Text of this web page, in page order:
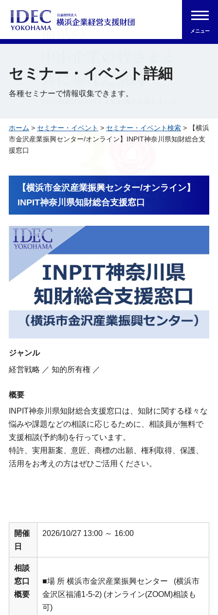
メニュー
セミナー・イベント詳細
各種セミナーで情報収集できます。
ホーム > セミナー・イベント > セミナー・イベント検索> 【横浜
市金沢産業振興センター/オンライン】INPIT神奈川県知財総合支
援窓口
【横浜市金沢産業振興センター/オンライン】
INPIT神奈川県知財総合支援窓口
ジャンル
経営戦略 ／ 知的所有権 ／
概要
INPIT神奈川県知財総合支援窓口は、知財に関する様々な
悩みや課題などの相談に応じるために、相談員が無料で
支援相談(予約制)を行っています。
特許、実用新案、意匠、商標の出願、権利取得、保護、
活用をお考えの方はぜひご活用ください。
開催
日
2026/10/27 13:00 ～ 16:00
相談
窓口
概要
■場 所 横浜市金沢産業振興センター (横浜市
金沢区福浦1-5-2) (オンライン(ZOOM)相談も
可)